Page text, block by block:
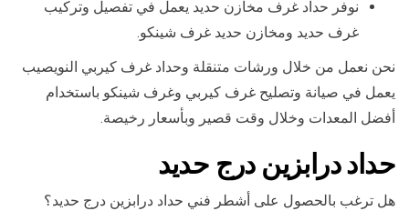
نوفر حداد غرف مخازن حديد يعمل في تفصيل وتركيب
غرف حديد ومخازن حديد غرف شينكو.
نحن نعمل من خلال ورشات متنقلة وحداد غرف كيربي النويصيب
يعمل في صيانة وتصليح غرف كيربي وغرف شينكو باستخدام
أفضل المعدات وخلال وقت قصير وبأسعار رخيصة.
حداد درابزين درج حديد
هل ترغب بالحصول على أشطر فني حداد درابزين درج حديد؟